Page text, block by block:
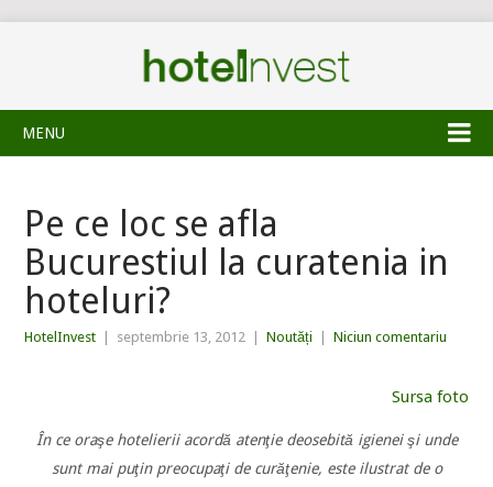
MENU
Pe ce loc se afla
Bucurestiul la curatenia in
hoteluri?
HotelInvest septembrie 13, 2012 Noutăți Niciun comentariu
Sursa foto
În ce oraşe hotelierii acordă atenţie deosebită igienei şi unde
sunt mai puţin preocupaţi de curăţenie, este ilustrat de o